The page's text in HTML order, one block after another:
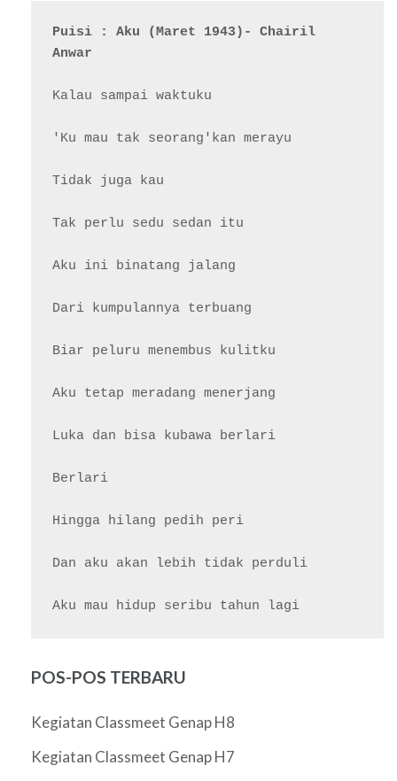
Puisi : Aku (Maret 1943)- Chairil
Anwar
Kalau sampai waktuku
'Ku mau tak seorang'kan merayu
Tidak juga kau
Tak perlu sedu sedan itu
Aku ini binatang jalang
Dari kumpulannya terbuang
Biar peluru menembus kulitku
Aku tetap meradang menerjang
Luka dan bisa kubawa berlari
Berlari
Hingga hilang pedih peri
Dan aku akan lebih tidak perduli
POS-POS TERBARU
Kegiatan Classmeet Genap H8
Kegiatan Classmeet Genap H7